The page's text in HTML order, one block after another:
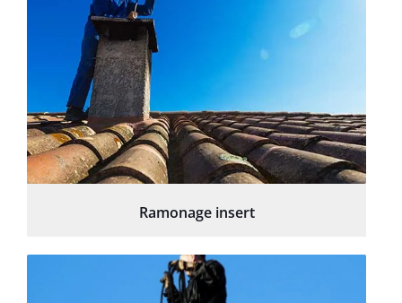
Ramonage insert